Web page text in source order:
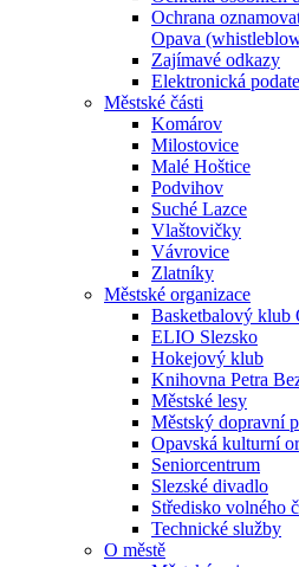
Ochrana
Opava
Zajímavé odkazy
Elektronická
Městské části
Komárov
Milostovice
Malé Hoštice
Podvihov
Suché Lazce
Vlaštovičky
Vávrovice
Zlatníky
Městské organizace
Basketbalový klub
ELIO Slezsko
Hokejový klub
Knihovna Petra
Městské lesy
Městský dopravní
Opavská kulturní
Seniorcentrum
Slezské divadlo
Středisko volného
Technické služby
O městě